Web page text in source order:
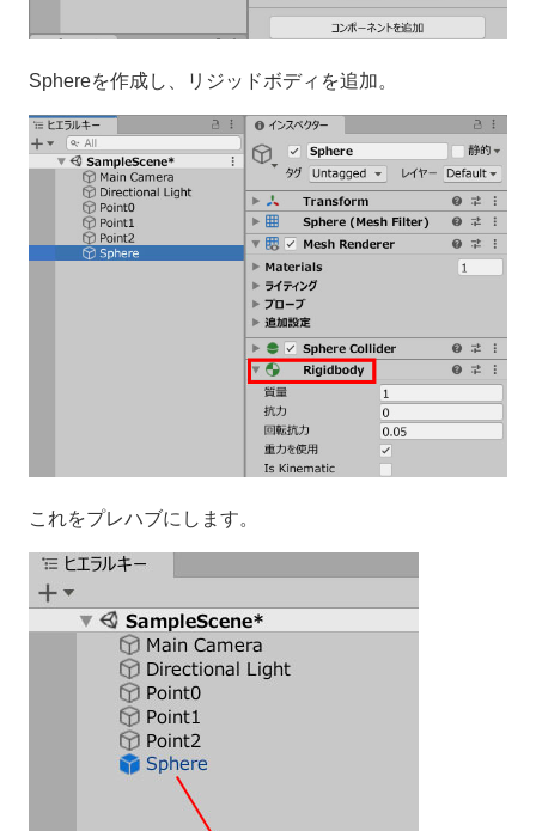
Sphereを作成し、リジッドボディを追加。
これをプレハブにします。